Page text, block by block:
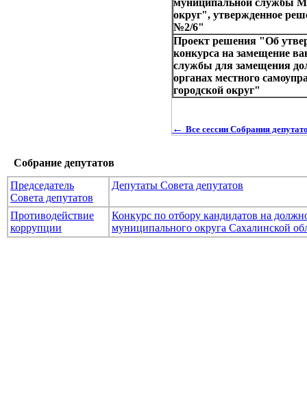
округ", утвержденное
№2/6"
Проект решения "Об
конкурса на замещение
службы для замещения
органах местного
городской округ"
← Все сессии Собрания
Собрание депутатов
Председатель
Совета депутатов
Депутаты Совета депутатов
Противодействие
коррупции
Конкурс по отбору кандидатов на
муниципального округа Сахалинской